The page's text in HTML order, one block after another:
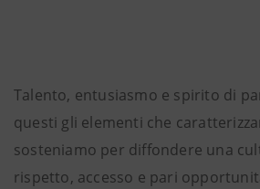
Talento, entusiasmo e spirito di
questi gli elementi che
sosteniamo per diffondere una
rispetto, accesso e pari